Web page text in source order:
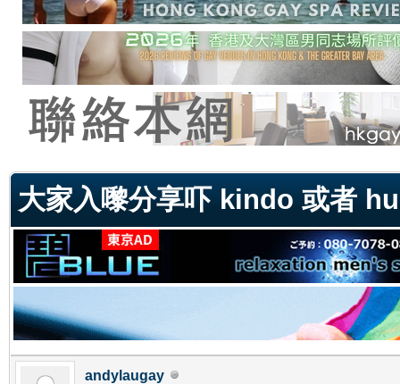
大家入嚟分享吓 kindo 或者
andylaugay